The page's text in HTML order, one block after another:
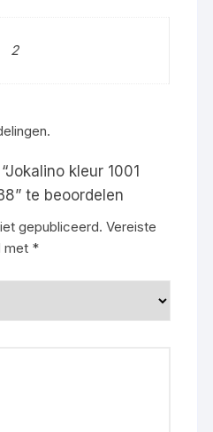
2
kleur 1001
te beoordelen
gepubliceerd. Vereiste
met *